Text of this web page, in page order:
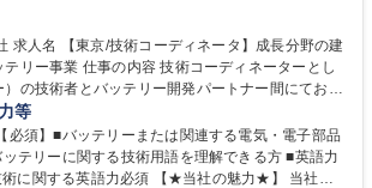
建
コーディネーターとし
の技術者とバッテリー開発パートナー間にてお客
予算・納期等をヒアリングし開発パートナーへ情
す。 ＜取扱商品＞ 産業機械やブル
建機用バッテリー ・開発パートナーは基本的には
で、日常的に海外とのやり取りも発生いたします。
等
必須】■バッテリーまたは関連する電気・電子部品
テリーに関する技術用語を理解できる方 ■英語力
語力必須 【★当社の魅力★】 当社